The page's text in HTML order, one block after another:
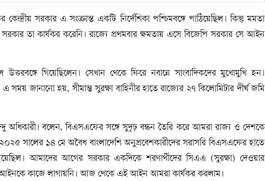
সরকার এ সংক্রান্ত একটি নির্দেশিকা পশ্চিমবঙ্গে পাঠিয়েছিল। কিন্তু মমতা
সরকার তা কার্যকর করেনি। রাজ্যে প্রথমবার ক্ষমতায় এসে বিজেপি সরকার সে আইন
গিয়েছিলেন। সেখান থেকে ফিরে নবান্নে সাংবাদিকদের মুখোমুখি হন।
সময় জানানো হয়, সীমান্ত সুরক্ষা বাহিনীর হাতে রাজ্যের ২৭ কিলোমিটার দীর্ঘ জমি
অধিকারী। বলেন, বিএসএফের সঙ্গে সুদৃঢ় বন্ধন তৈরি করে আমরা রাজ্য ও দেশকে
সালের ১৪ মে অবৈধ বাংলাদেশি অনুপ্রবেশকারীদের সরাসরি বিএসএফের হাতে
আমাদের আগের সরকার একদিকে শরণার্থীদের সিএএ (সুরক্ষা) দেওয়ার
আইনকে কাজে লাগায়নি। আজ থেকে এই আইন আমরা কার্যকর করলাম।